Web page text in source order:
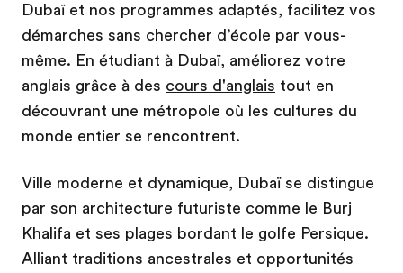
Dubaï et nos programmes adaptés, facilitez vos
démarches sans chercher d’école par vous-
même. En étudiant à Dubaï, améliorez votre
anglais grâce à des cours d'anglais tout en
découvrant une métropole où les cultures du
monde entier se rencontrent.
Ville moderne et dynamique, Dubaï se distingue
par son architecture futuriste comme le Burj
Khalifa et ses plages bordant le golfe Persique.
Alliant traditions ancestrales et opportunités